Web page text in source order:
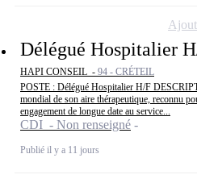
Délégué Hospitalier
HAPI CONSEIL - 94 - CRÉTEIL
POSTE : Délégué Hospitalier H/F
mondial de son aire thérapeutique, reconnu
engagement de longue date au service...
CDI - Non renseigné
Publié il y a 11 jours